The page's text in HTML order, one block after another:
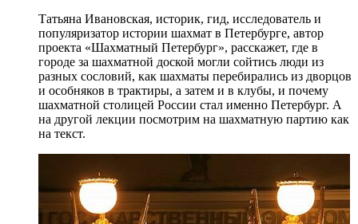
Татьяна Ивановская, историк, гид, исследователь и
популяризатор истории шахмат в Петербурге, автор
проекта «Шахматный Петербург», расскажет, где в
городе за шахматной доской могли сойтись люди из
разных сословий, как шахматы перебирались из дворцов
и особняков в трактиры, а затем и в клубы, и почему
шахматной столицей России стал именно Петербург. А
на другой лекции посмотрим на шахматную партию как
на текст.